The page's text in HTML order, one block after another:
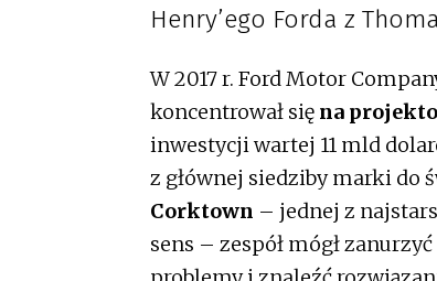
Henry’ego Forda z
W 2017 r. Ford Motor
koncentrował się na
inwestycji wartej 11 mld
z głównej siedziby marki do
Corktown – jednej z
sens – zespół mógł